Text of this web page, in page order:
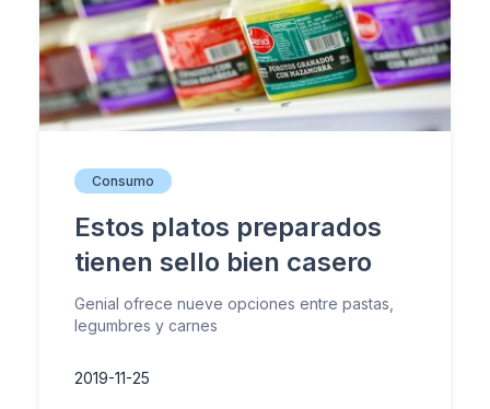
Consumo
Estos platos preparados
tienen sello bien casero
Genial ofrece nueve opciones entre pastas,
legumbres y carnes
2019-11-25